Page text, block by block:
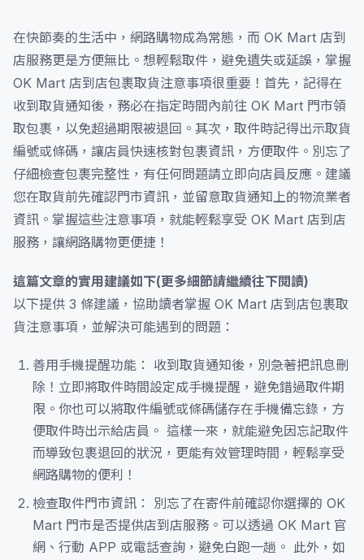
在快節奏的生活中，網路購物成為常態，而 OK Mart 店到
店服務更是方便無比。想輕鬆取件，避免遺失或延誤，掌握
OK Mart 店到店包裹取貨注意事項很重要！首先，記得在
收到取貨通知後，務必在指定時間內前往 OK Mart 門市領
取包裹，以免超過期限被退回。其次，取件時記得出示取貨
編號或條碼，讓店員快速核對包裹資訊，方便取件。別忘了
仔細檢查包裹完整性，有任何問題請立即向店員反應。建議
您在取貨前先確認門市資訊，並留意取貨通知上的物流業者
資訊。掌握這些注意事項，就能輕鬆享受 OK Mart 店到店
服務，讓網路購物更便捷！
這篇文章的實用建議如下(更多細節請繼續往下閱讀)
以下提供 3 條建議，協助讀者掌握 OK Mart 店到店包裹取
貨注意事項，並解決可能遇到的問題：
善用手機提醒功能： 收到取貨通知後，別急著把訊息刪
除！立即將取件時間設定成手機提醒，避免錯過取件期
限。你也可以將取件編號或條碼儲存在手機備忘錄，方
便取件時出示給店員。 這樣一來，就能避免因忘記取件
而導致包裹退回的狀況，更能有效管理時間，輕鬆享受
網路購物的便利！
檢查取件門市資訊： 別忘了在寄件前確認你選擇的 OK
Mart 門市是否提供店到店服務。可以透過 OK Mart 官
網、行動 APP 或電話查詢，避免白跑一趟。 此外，如